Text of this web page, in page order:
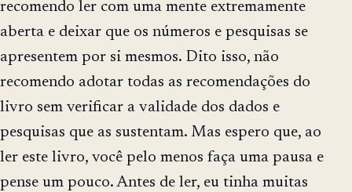
recomendo ler com uma mente extremamente
aberta e deixar que os números e pesquisas se
apresentem por si mesmos. Dito isso, não
recomendo adotar todas as recomendações do
livro sem verificar a validade dos dados e
pesquisas que as sustentam. Mas espero que, ao
ler este livro, você pelo menos faça uma pausa e
pense um pouco. Antes de ler, eu tinha muitas